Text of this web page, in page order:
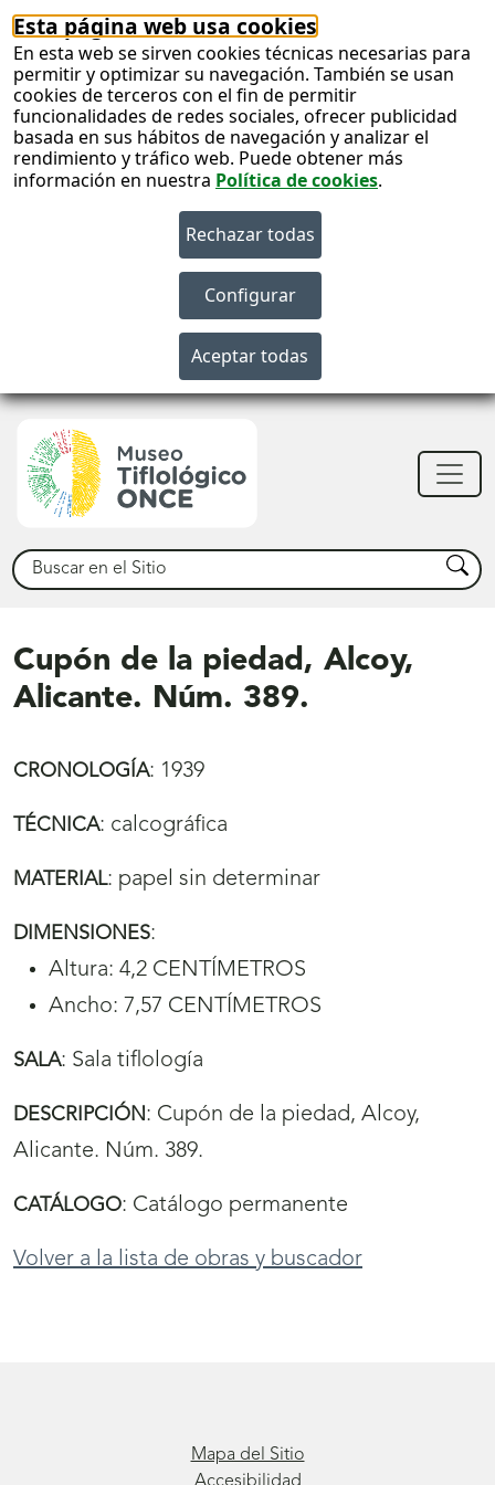
Esta página web usa cookies
En esta web se sirven cookies técnicas necesarias para
permitir y optimizar su navegación. También se usan
cookies de terceros con el fin de permitir
funcionalidades de redes sociales, ofrecer publicidad
basada en sus hábitos de navegación y analizar el
rendimiento y tráfico web. Puede obtener más
información en nuestra Política de cookies.
Buscar Buscar
Cupón de la piedad, Alcoy,
Alicante. Núm. 389.
CRONOLOGÍA: 1939
TÉCNICA: calcográfica
MATERIAL: papel sin determinar
DIMENSIONES:
Altura: 4,2 CENTÍMETROS
Ancho: 7,57 CENTÍMETROS
SALA: Sala tiflología
DESCRIPCIÓN: Cupón de la piedad, Alcoy,
Alicante. Núm. 389.
CATÁLOGO: Catálogo permanente
Volver a la lista de obras y buscador
Mapa del Sitio